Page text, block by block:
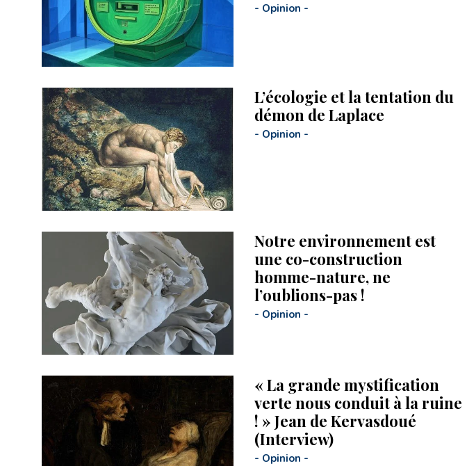
- Opinion -
L’écologie et la tentation du
démon de Laplace
- Opinion -
Notre environnement est
une co-construction
homme-nature, ne
l’oublions-pas !
- Opinion -
« La grande mystification
verte nous conduit à la ruine
! » Jean de Kervasdoué
(Interview)
- Opinion -